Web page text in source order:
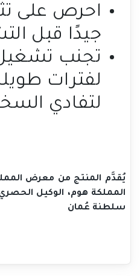
احرص على
جيدًا قبل
تجنب
لفترات
لتفادي
يُقدَّم المنتج من معرض
المملكة هوم، الوكيل
سلطنة عُمان